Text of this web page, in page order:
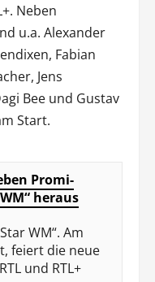
+. Neben
u.a. Alexander
Fabian
Jens
Beeund Gustav
Start.
Promi-
heraus
WM“. Am
feiert die neue
und RTL+